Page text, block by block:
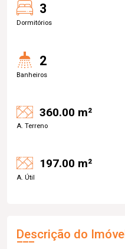
3
Dormitórios
2
Banheiros
360.00 m²
A. Terreno
197.00 m²
A. Útil
Descrição do